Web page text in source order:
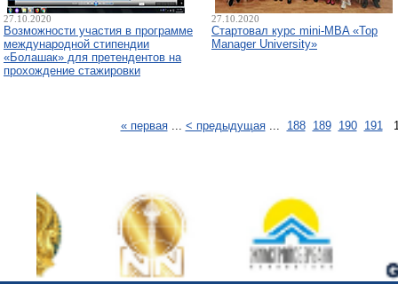
27.10.2020
Возможности участия в программе
международной стипендии
«Болашак» для претендентов на
прохождение стажировки
27.10.2020
Стартовал курс mini-MBA «Top
Manager University»
« первая... < предыдущая... 188 189 190 191